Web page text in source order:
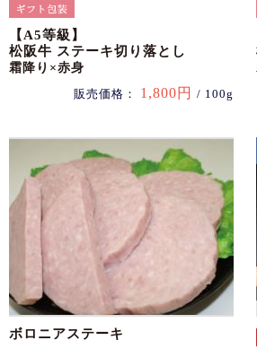
【A5等級】
松阪牛 ステーキ切り落とし
霜降り×赤身
販売価格： 1,800円 / 100g
ボロニアステーキ